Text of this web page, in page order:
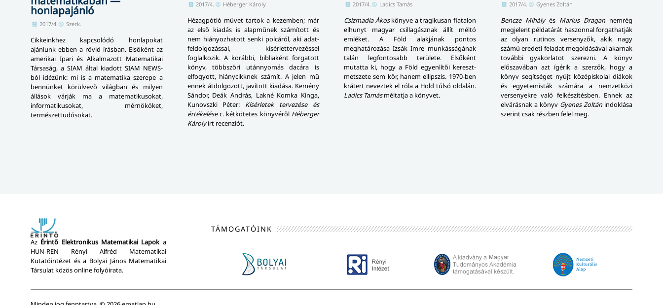
honlapajánló
2017/4. Szerk.
Cikkeinkhez kapcsolódó honlapokat
ajánlunk ebben a rövid írásban. Elsőként az
amerikai Ipari és Alkalmazott Matematikai
Társaság, a SIAM által kiadott SIAM NEWS-
ból idézünk: mi is a ma­te­ma­ti­ka szerepe a
bennünket kö­rül­ve­vő világban és milyen
állások várják ma a matematikusokat,
informatikusokat, mérnököket,
természettudósokat.
2017/4. Héberger Károly
Hézagpótló művet tartok a kezemben; már
az első kiadás is alapműnek számított és
nem hi­á­nyoz­ha­tott senki polcáról, aki adat­
fel­dol­go­zás­sal, kísérlettervezéssel
foglalkozik. A korábbi, bibliaként forgatott
könyv, többszöri utánnyomás dacára is
elfogyott, hiánycikknek számít. A jelen mű
ennek átdolgozott, javított kiadása. Kemény
Sándor, Deák András, Lakné Komka Kinga,
Kunovszki Péter: Kísérletek tervezése és
értékelésec. kétkötetes könyvéről Héberger
Károlyírt recenziót.
2017/4. Ladics Tamás
Csizmadia Ákoskönyve a tragikusan fiatalon
elhunyt magyar csillagásznak állít méltó
emléket. A Föld alakjának pontos
meghatározása Izsák Imre munkásságának
talán legfontosabb területe. Elsőként
mutatta ki, hogy a Föld egyenlítői ke­reszt­
met­sze­te sem kör, hanem ellipszis. 1970-ben
krátert neveztek el róla a Hold túlsó oldalán.
Ladics Tamásméltatja a könyvet.
2017/4. Gyenes Zoltán
Bencze Mihályés Marius Dragannemrég
megjelent példatárát haszonnal forgathatják
az olyan rutinos versenyzők, akik nagy
számú eredeti feladat meg­ol­dá­sá­val akarnak
további gyakorlatot szerezni. A könyv
előszavában azt ígérik a szerzők, hogy a
könyv segítséget nyújt középiskolai diákok
és egyetemisták számára a nemzetközi
versenyekre való felkészítésben. Ennek az
elvárásnak a könyv Gyenes Zoltánindoklása
szerint csak részben felel meg.
Az Érintő Elektronikus Matematikai Lapoka
HUN-REN Rényi Alfréd Matematikai
Kutatóintézet és a Bolyai János Matematikai
Társulat közös online folyóirata.
TÁMOGATÓINK